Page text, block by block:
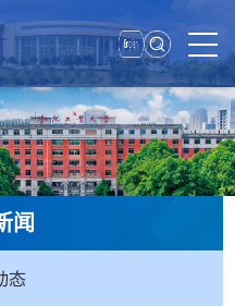
闻
态